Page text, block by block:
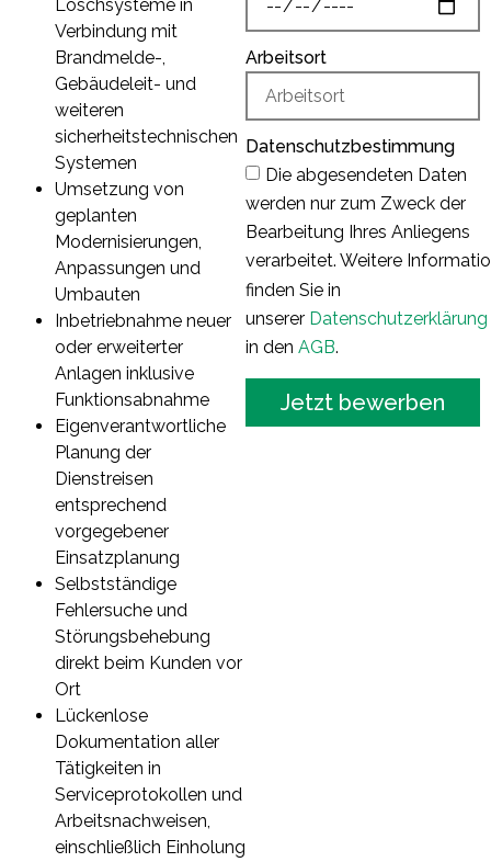
Löschsysteme in
Verbindung mit
Brandmelde-,
Gebäudeleit- und
weiteren
sicherheitstechnischen
Systemen
Umsetzung von
geplanten
Modernisierungen,
Anpassungen und
Umbauten
Inbetriebnahme neuer
oder erweiterter
Anlagen inklusive
Funktionsabnahme
Eigenverantwortliche
Planung der
Dienstreisen
entsprechend
vorgegebener
Einsatzplanung
Selbstständige
Fehlersuche und
Störungsbehebung
direkt beim Kunden vor
Ort
Lückenlose
Dokumentation aller
Tätigkeiten in
Serviceprotokollen und
Arbeitsnachweisen,
einschließlich Einholung
Arbeitsort
Datenschutzbestimmung
Die abgesendeten Daten
werden nur zum Zweck der
Bearbeitung Ihres Anliegens
verarbeitet. Weitere
finden Sie in
unserer Datenschutzerklärung
in den AGB.
Jetzt bewerben